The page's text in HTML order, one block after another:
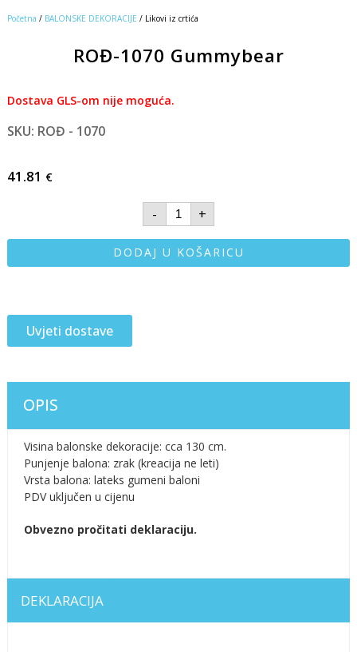
Početna / BALONSKE DEKORACIJE / Likovi iz crtića
ROĐ-1070 Gummybear
Dostava GLS-om nije moguća.
SKU: ROĐ - 1070
41.81 €
- +
DODAJ U KOŠARICU
Uvjeti dostave
OPIS
Visina balonske dekoracije: cca 130 cm.
Punjenje balona: zrak (kreacija ne leti)
Vrsta balona: lateks gumeni baloni
PDV uključen u cijenu
Obvezno pročitati deklaraciju.
DEKLARACIJA